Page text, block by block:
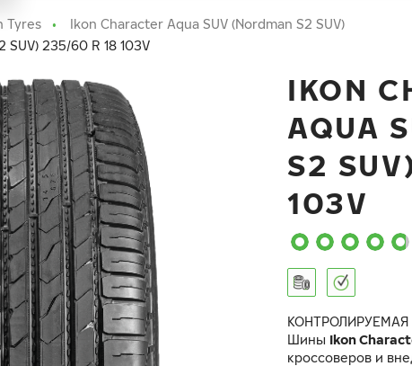
Tyres
Ikon Character Aqua SUV (Nordman S2 SUV)
SUV) 235/60 R 18 103V
IKON
AQUA
S2
103V
Шины Ikon
кроссоверов и